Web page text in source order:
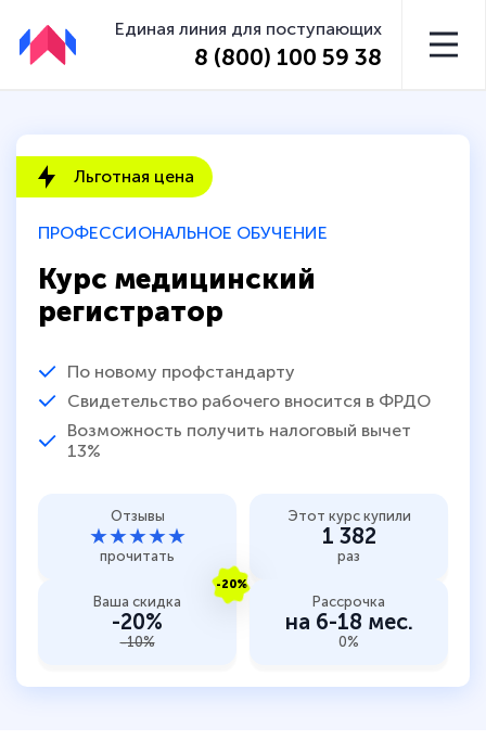
Единая линия для поступающих
8 (800) 100 59 38
ПРОФЕССИОНАЛЬНОЕ ОБУЧЕНИЕ
Курс медицинский
регистратор
По новому профстандарту
Свидетельство рабочего вносится в ФРДО
Возможность получить налоговый вычет
13%
Льготная цена
Отзывы
★★★★★
прочитать
Этот курс купили
1 382
раз
-20%
Ваша скидка
-20%
-10%
Рассрочка
на 6-18 мес.
0%